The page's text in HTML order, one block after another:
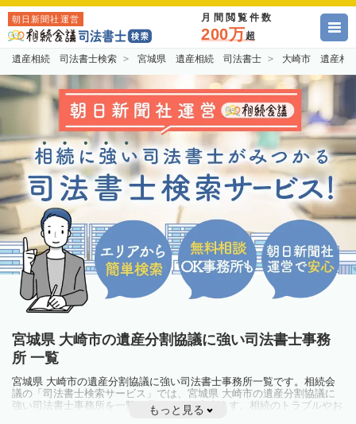
朝日新聞社運営 月間閲覧件数
200万超
遺産相続 司法書士検索 宮城県 遺産相続 司法書士 大崎市 遺産相
宮城県 大崎市の遺産分割協議に強い司法書士事務
所 一覧
宮城県 大崎市の遺産分割協議に強い司法書士事務所一覧です。相続会
議の「司法書士検索サービス」では、宮城県 大崎市の遺産分割協議に
強い司法書士事務所を一覧で見ることが出来ます。相続のトラブルやお
悩みを抱えている方は一度近隣の司法書士に相談してみましょう。
もっと見る